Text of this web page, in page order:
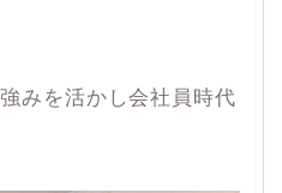
みを活かし会社員時代